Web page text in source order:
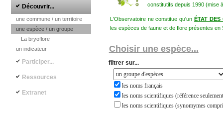
constitutifs depuis 1990 (mise
L'Observatoire ne constitue qu'unÉTAT DES
les espèces de faune et de flore présentes en
Choisir une espèce...
filtrer sur...
les noms français
les noms scientifiques (référence
les noms scientifiques (synomymes
Découvrir...
une commune / un territoire
une espèce / un groupe
La bryoflore
un indicateur
Participer...
Ressources
Extranet